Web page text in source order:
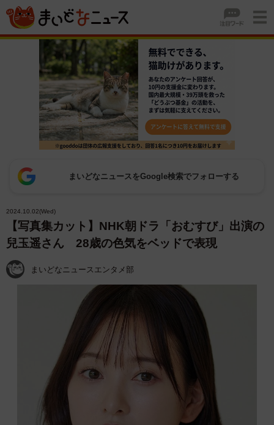
まいどなニュースをGoogle検索でフォローする
2024.10.02(Wed)
【写真集カット】NHK朝ドラ「おむすび」出演の
兒玉遥さん 28歳の色気をベッドで表現
まいどなニュースエンタメ部